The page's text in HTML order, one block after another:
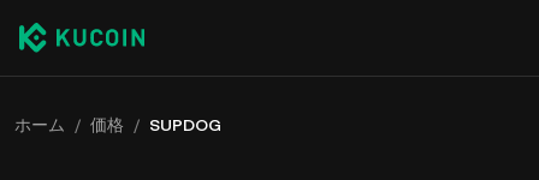
ホーム / 価格 / SUPDOG